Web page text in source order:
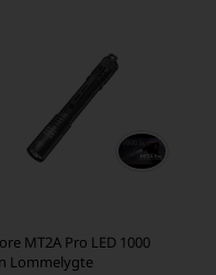
MT2A Pro LED 1000
Lommelygte